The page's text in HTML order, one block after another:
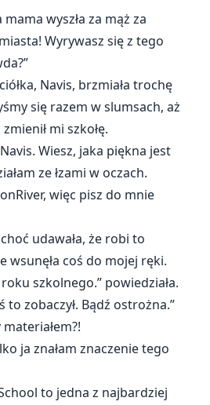
wyszła za mąż za
Wyrywasz się z tego
Navis, brzmiała trochę
się razem w slumsach, aż
mi szkołę.
Wiesz, jaka piękna jest
ze łzami w oczach.
więc pisz do mnie
udawała, że robi to
wsunęła coś do mojej ręki.
szkolnego.” powiedziała.
to zobaczył. Bądź ostrożna.”
ja znałam znaczenie tego
to jedna z najbardziej